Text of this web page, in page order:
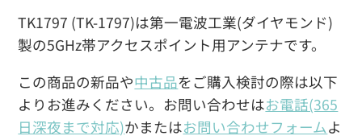
TK1797 (TK-1797)は第一電波工業(ダイヤモンド)
製の5GHz帯アクセスポイント用アンテナです。
この商品の新品や中古品をご購入検討の際は以下
よりお進みください。お問い合わせはお電話(365
日深夜まで対応)かまたはお問い合わせフォームよ